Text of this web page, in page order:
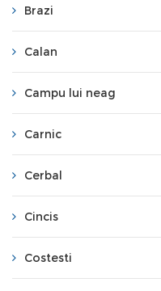
Brazi
Calan
Campu lui neag
Carnic
Cerbal
Cincis
Costesti